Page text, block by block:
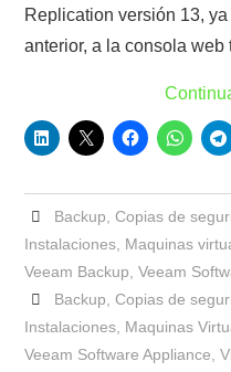
Replication versión 13,
anterior, a la consola
Backup Copias de
Instalaciones Maquinas
Veeam Backup ,Veeam
Backup Copias de
Instalaciones Maquinas
Veeam Software Appliance ,